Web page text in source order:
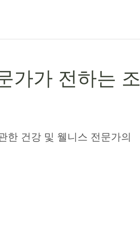
가가 전하는 조
한 건강 및 웰니스 전문가의